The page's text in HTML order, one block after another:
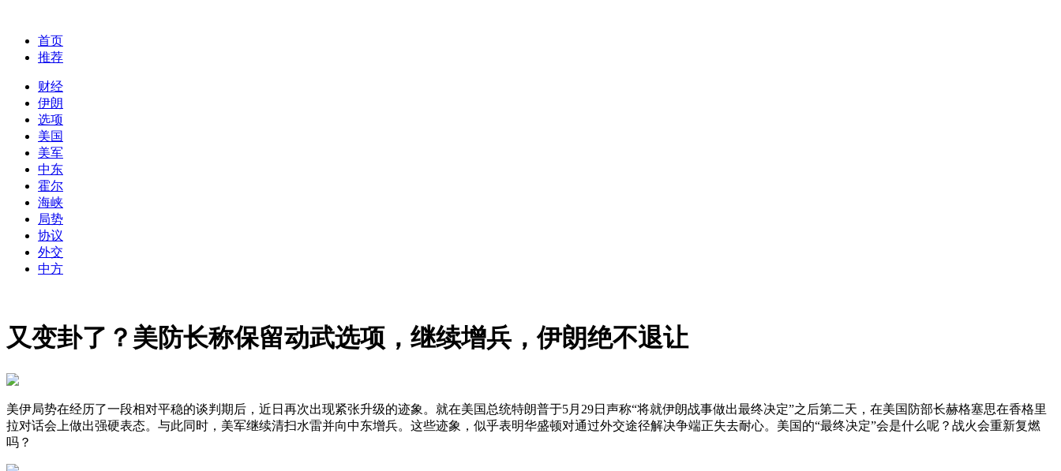
首页
推荐
财经
伊朗
选项
美国
美军
中东
霍尔
海峡
局势
协议
外交
中方
又变卦了？美防长称保留动武选项，继续增兵，伊朗绝不退让
美伊局势在经历了一段相对平稳的谈判期后，近日再次出现紧张升级的迹象。就在美国总统特朗普于5月29日声称“将就伊朗战事做出最终决定”之后第二天，在美国防部长赫格塞思在香格里
拉对话会上做出强硬表态。与此同时，美军继续清扫水雷并向中东增兵。这些迹象，似乎表明华盛顿对通过外交途径解决争端正失去耐心。美国的“最终决定”会是什么呢？战火会重新复燃
吗？